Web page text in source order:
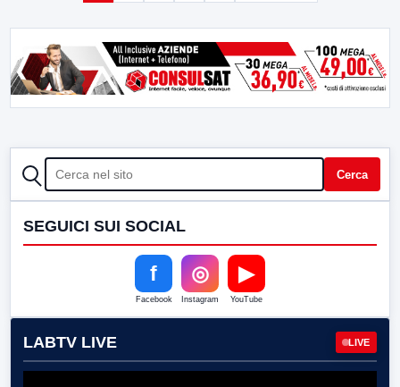
CERCA Cerca
SEGUICI SUI SOCIAL
f
Facebook
◎
Instagram
▶
YouTube
LABTV LIVE LIVE